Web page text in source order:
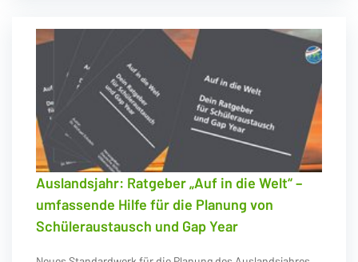
Auslandsjahr: Ratgeber „Auf in die Welt“ –
umfassende Hilfe für die Planung von
Schüleraustausch und Gap Year